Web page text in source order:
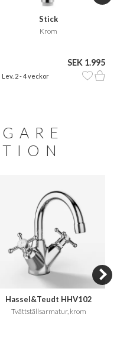
Stick
Krom
SEK 1.995
Lev. 2 - 4 veckor
Hassel&Teudt HHV102
Tvättställsarmatur, krom